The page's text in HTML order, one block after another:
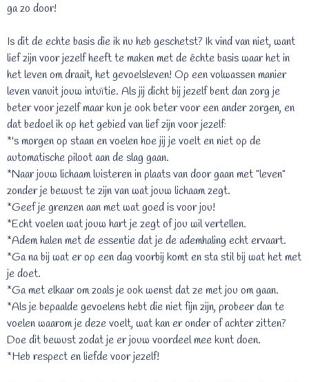
ga zo door!
Is dit de echte basis die ik nu heb geschetst? Ik vind van niet, want
lief zijn voor jezelf heeft te maken met de échte basis waar het in
het leven om draait, het gevoelsleven! Op een volwassen manier
leven vanuit jouw intuïtie. Als jij dicht bij jezelf bent dan zorg je
beter voor jezelf maar kun je ook beter voor een ander zorgen, en
dat bedoel ik op het gebied van lief zijn voor jezelf:
*'s morgen op staan en voelen hoe jij je voelt en niet op de
automatische piloot aan de slag gaan.
*Naar jouw lichaam luisteren in plaats van door gaan met "leven"
zonder je bewust te zijn van wat jouw lichaam zegt.
*Geef je grenzen aan met wat goed is voor jou!
*Echt voelen wat jouw hart je zegt of jou wil vertellen.
*Adem halen met de essentie dat je de ademhaling echt ervaart.
*Ga na bij wat er op een dag voorbij komt en sta stil bij wat het met
je doet.
*Ga met elkaar om zoals je ook wenst dat ze met jou om gaan.
*Als je bepaalde gevoelens hebt die niet fijn zijn, probeer dan te
voelen waarom je deze voelt, wat kan er onder of achter zitten?
Doe dit bewust zodat je er jouw voordeel mee kunt doen.
*Heb respect en liefde voor jezelf!